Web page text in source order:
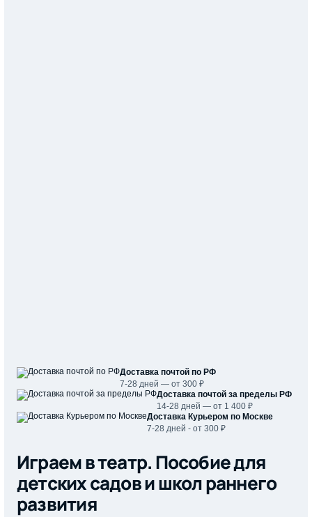
Доставка почтой по РФ
7-28 дней — от 300 ₽
Доставка почтой за пределы РФ
14-28 дней — от 1 400 ₽
Доставка Курьером по Москве
7-28 дней - от 300 ₽
Играем в театр. Пособие для
детских садов и школ раннего
развития